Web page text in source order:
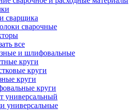
сварщика
сварочные
все
и шлифовальные
круги
круги
круги
круги
универсальный
универсальные